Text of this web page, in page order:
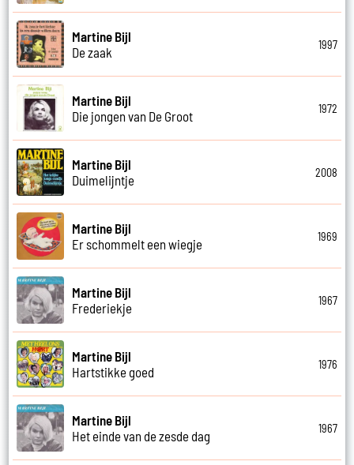
Martine Bijl
De zaak
1997
Martine Bijl
Die jongen van De Groot
1972
Martine Bijl
Duimelijntje
2008
Martine Bijl
Er schommelt een wiegje
1969
Martine Bijl
Frederiekje
1967
Martine Bijl
Hartstikke goed
1976
Martine Bijl
Het einde van de zesde dag
1967